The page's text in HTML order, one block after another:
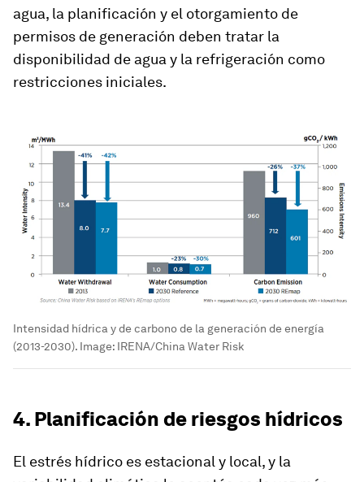
agua, la planificación y el otorgamiento de
permisos de generación deben tratar la
disponibilidad de agua y la refrigeración como
restricciones iniciales.
Intensidad hídrica y de carbono de la generación de energía
(2013-2030). Image: IRENA/China Water Risk
4. Planificación de riesgos hídricos
El estrés hídrico es estacional y local, y la